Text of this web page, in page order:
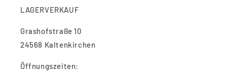
LAGERVERKAUF
Grashofstraße 10
24568 Kaltenkirchen
Öffnungszeiten: